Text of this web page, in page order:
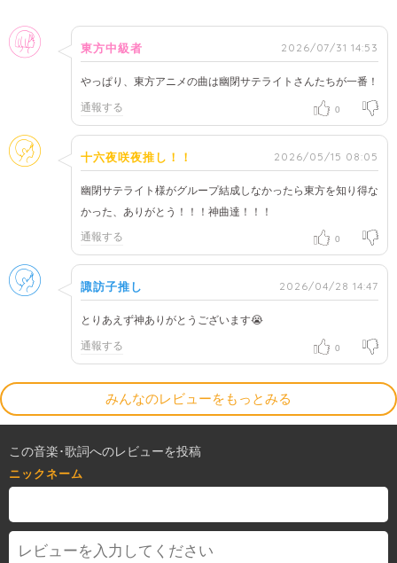
女性
東方中級者 2026/07/31 14:53
やっぱり、東方アニメの曲は幽閉サテライトさんたちが一番！
通報する 0
そのほか
十六夜咲夜推し！！ 2026/05/15 08:05
幽閉サテライト様がグループ結成しなかったら東方を知り得な
かった、ありがとう！！！神曲達！！！
通報する 0
男性
諏訪子推し 2026/04/28 14:47
とりあえず神ありがとうございます😭
通報する 0
みんなのレビューをもっとみる
この音楽･歌詞へのレビューを投稿
ニックネーム